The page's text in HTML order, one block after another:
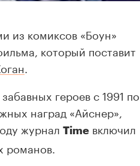
из комиксов «Боун»
который поставит
героев с 1991 по
наград «Айснер»,
журнал Time включил
романов.